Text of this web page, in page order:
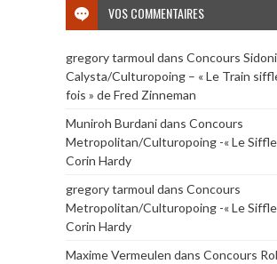
VOS COMMENTAIRES
gregory tarmoul dans Concours
Calysta/Culturopoing – « Le Train
fois » de Fred Zinneman
Muniroh Burdanidans Concours
Metropolitan/Culturopoing -« Le
Corin Hardy
gregory tarmoul dans Concours
Metropolitan/Culturopoing -« Le
Corin Hardy
Maxime Vermeulen dans Concours